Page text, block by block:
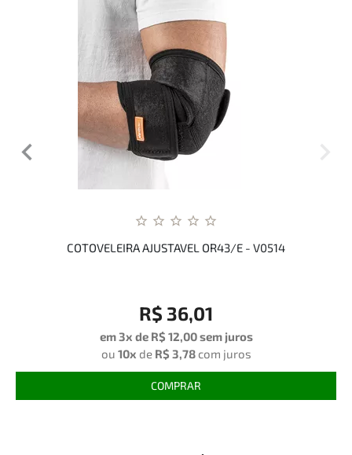
COTOVELEIRA AJUSTAVEL OR43/E - V0514
R$ 36,01
em 3x de R$ 12,00sem juros
ou 10x de R$ 3,78 com juros
COMPRAR